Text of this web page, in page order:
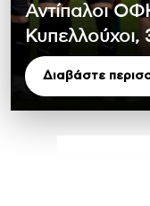
Αντίπαλοι
Διαβάστε